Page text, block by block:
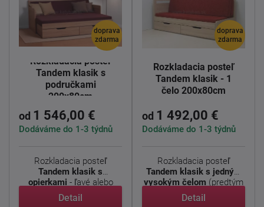
doprava
zdarma
Rozkladacia posteľ
Tandem klasik s
područkami
200x80cm
od 1 546,00 €
Dodáváme do 1-3 týdnů
Rozkladacia posteľ
Tandem klasik s
opierkami - ľavé alebo
pravé ...
Detail
doprava
zdarma
Rozkladacia posteľ
Tandem klasik - 1
čelo 200x80cm
od 1 492,00 €
Dodáváme do 1-3 týdnů
Rozkladacia posteľ
Tandem klasik s jedným
vysokým čelom (predtým
...
Detail